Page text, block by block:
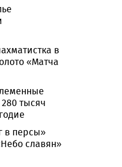
в
«Матча
тысяч
в персы»
славян»